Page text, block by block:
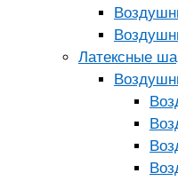
Латексные